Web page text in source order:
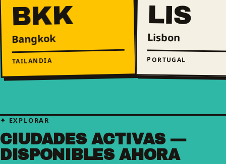
BKK
Bangkok
TAILANDIA
LIS
Lisbon
PORTUGAL
EXPLORAR
CIUDADES ACTIVAS —
DISPONIBLES AHORA